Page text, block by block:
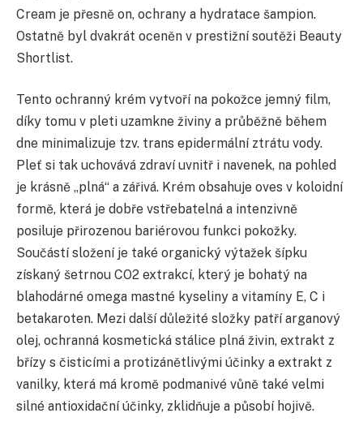
Cream je přesně on, ochrany a hydratace šampion.
Ostatně byl dvakrát oceněn v prestižní soutěži Beauty
Shortlist.
Tento ochranný krém vytvoří na pokožce jemný film,
díky tomu v pleti uzamkne živiny a průběžně během
dne minimalizuje tzv. trans epidermální ztrátu vody.
Pleť si tak uchovává zdraví uvnitř i navenek, na pohled
je krásně „plná“ a zářivá. Krém obsahuje oves v koloidní
formě, která je dobře vstřebatelná a intenzivně
posiluje přirozenou bariérovou funkci pokožky.
Součástí složení je také organický výtažek šípku
získaný šetrnou CO2 extrakcí, který je bohatý na
blahodárné omega mastné kyseliny a vitamíny E, C i
betakaroten. Mezi další důležité složky patří arganový
olej, ochranná kosmetická stálice plná živin, extrakt z
břízy s čisticími a protizánětlivými účinky a extrakt z
vanilky, která má kromě podmanivé vůně také velmi
silné antioxidační účinky, zklidňuje a působí hojivě.